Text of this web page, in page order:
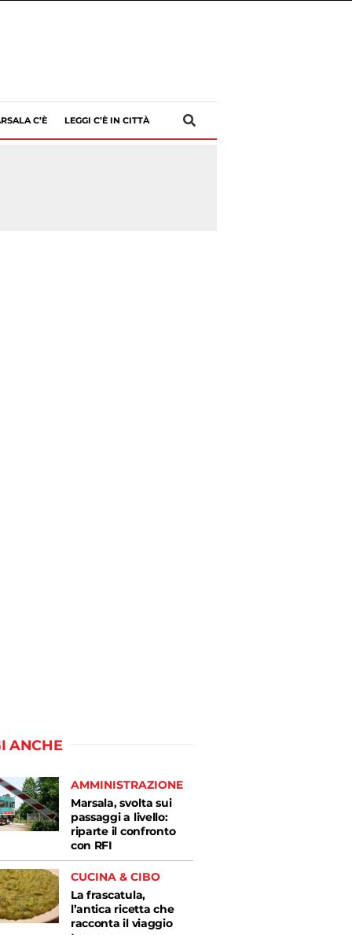
C’È LEGGI C’È IN CITTÀ
ANCHE
AMMINISTRAZIONE
Marsala, svolta sui
passaggi a livello:
riparte il confronto
con RFI
CUCINA & CIBO
La frascatula,
l’antica ricetta che
racconta il viaggio